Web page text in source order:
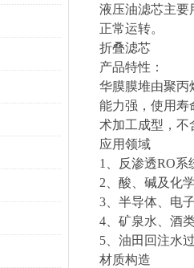
液压油滤芯主要
正常运转。
折叠滤芯
产品特性：
华膜膜堆由聚丙
能力强，使用寿
术加工成型，不
应用领域
1、反渗透RO系
2、酸、碱及化
3、半导体、电
4、矿泉水、酒
5、油田回注水
材质构造